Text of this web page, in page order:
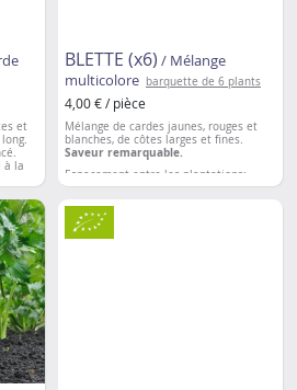
et
à la
:
BLETTE (x6) / Mélange
multicolore barquette de 6 plants
4,00 € / pièce
Mélange de cardes jaunes, rouges et
blanches, de côtes larges et fines.
Saveur remarquable.
Espacement entre les plantations:
40cm